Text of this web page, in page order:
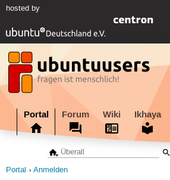
hosted by
Portal Forum Wiki Ikhaya
Portal Anmelden